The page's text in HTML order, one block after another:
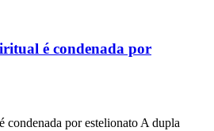
é condenada por
condenada por estelionato A dupla